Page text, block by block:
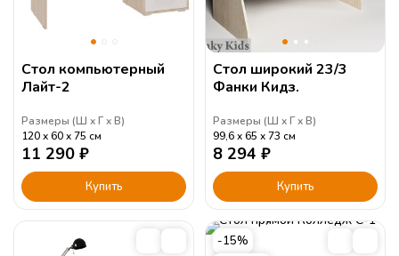
Стол компьютерный
Лайт-2
Размеры (Ш Г В)
120
60 75 см
11 290 ₽
Купить
Стол широкий 23/3
Фанки Кидз.
Размеры (Ш Г В)
99,6
65 73 см
8 294 ₽
Купить
-15%